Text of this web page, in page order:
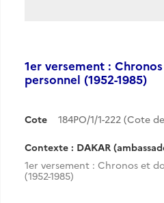
1er versement :
personnel (1952-1985)
Cote 184PO/1/1-222 (Cote
Contexte : DAKAR
1er versement : Chronos et
(1952-1985)